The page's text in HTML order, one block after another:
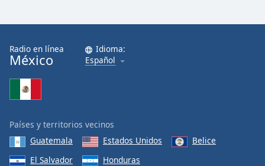
Radio en línea
México
Idioma:
Español
Países y territorios vecinos
Guatemala
Estados Unidos
Belice
El Salvador
Honduras